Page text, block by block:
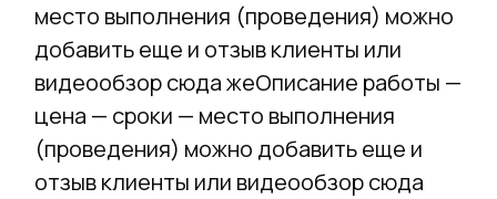
место выполнения (проведения) можно
добавить еще и отзыв клиенты или
видеообзор сюда жеОписание работы —
цена — сроки — место выполнения
(проведения) можно добавить еще и
отзыв клиенты или видеообзор сюда